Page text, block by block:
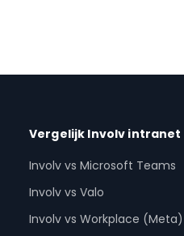
Vergelijk Involv intranet
Involv vs Microsoft Teams
Involv vs Valo
Involv vs Workplace (Meta)